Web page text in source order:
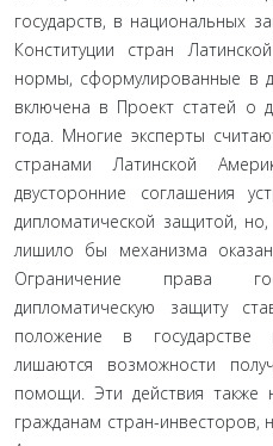
государств, в национальных
Конституции стран
нормы, сформулированные в
включена в Проект статей о
года. Многие эксперты
странами Латинской
двусторонние соглашения
дипломатической защитой,
ли­шило бы механизма
Огра­ничение права
дипломатическую защиту
положение в государстве
лишаются возможности
помощи. Эти действия
гражданам стран-инвесторов,